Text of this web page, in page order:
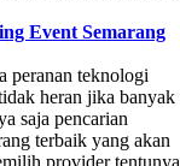
Event Semarang
peranan teknologi
heran jika banyak
saja pencarian
terbaik yang akan
provider tentunya